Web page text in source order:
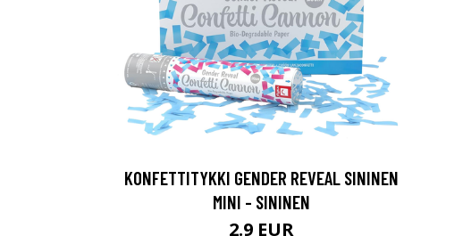
KONFETTITYKKI GENDER REVEAL SININEN
MINI - SININEN
2.9 EUR